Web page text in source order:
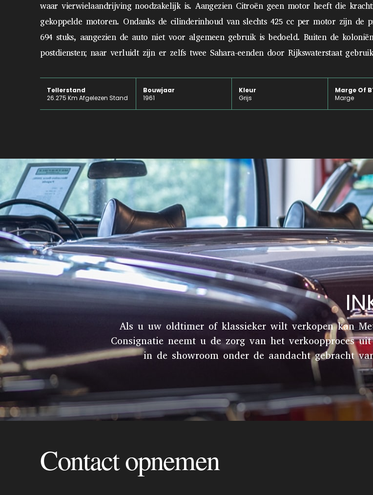
waar vierwielaandrijving noodzakelijk is. Aangezien Citroën geen motor heeft die
gekoppelde motoren. Ondanks de cilinderinhoud van slechts 425 cc per motor zijn
694 stuks, aangezien de auto niet voor algemeen gebruik is bedoeld. Buiten de
postdiensten; naar verluidt zijn er zelfs twee Sahara-eenden door Rijkswaterstaat
Tellerstand
26.275 Km Afgelezen Stand
Bouwjaar
1961
Kleur
Grijs
Marge Of
Marge
Als u uw oldtimer of klassieker wilt verkopen kan
Consignatie neemt u de zorg van het verkoopproces
in de showroom onder de aandacht gebracht
Contact opnemen